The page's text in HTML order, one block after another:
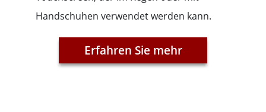
Handschuhen verwendet werden kann.
Erfahren Sie mehr